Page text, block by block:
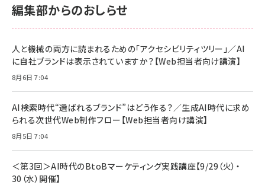
anan(アンアン)2026/06/24号 No.2500増刊
スペシャルエディション[王道エンタメの矜持／
￥1,100
年後半、あなたの恋と運命／山田涼介]
￥880
NIMASO ガラスフィルム iPhone 17 用 保護フィ
すい ガイド枠付き いPhone17 (6.3インチ) 対応
2枚セット DSP25F1698
￥1,599
【New】Amazon Fire TV Stick HD | 手軽にスト
レイヤー
￥6,980
Anker Soundcore P31i (Bluetooth 6.1) 【完
全ワイヤレスイヤホン/アクティブノイズキャンセリ
ング/マルチポイント接続 / 最大50時間再生 / PSE
Amazon eギフトカード - Amazonロゴ - クラ
￥5,000
ケーブル Anker絡まないケーブル 240W 結束バン
17 / 16 / 15 / Galaxy iPad Pro MacBook
Pro/Air 各種対応 (1.8m ミッドナイトブラック)
￥1,890
編集部からのおしらせ
人と機械の両方に読まれるための「アクセシビリティツリー」／AI
に自社ブランドは表示されていますか？【Web担当者向け講演】
8月6日 7:04
AI検索時代“選ばれるブランド”はどう作る？／生成AI時代に求め
られる次世代Web制作フロー【Web担当者向け講演】
8月5日 7:04
＜第3回＞AI時代のBtoBマーケティング実践講座【9/29（火）・
30（水）開催】